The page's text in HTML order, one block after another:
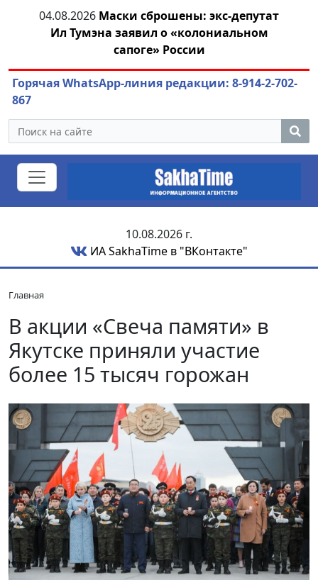
04.08.2026Маски сброшены: экс-депутат
Ил Тумэна заявил о «колониальном
сапоге» России
Горячая WhatsApp-линия редакции: 8-914-2-702-
867
10.08.2026 г.
ИА SakhaTime в "ВКонтакте"
Главная
В акции «Свеча памяти» в
Якутске приняли участие
более 15 тысяч горожан